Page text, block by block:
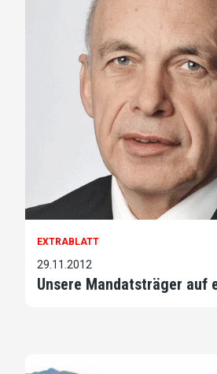
EXTRABLATT
29.11.2012
Unsere Mandatsträger auf